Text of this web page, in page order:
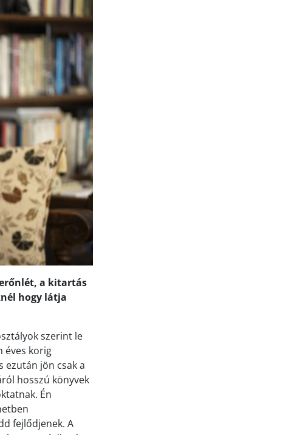
a kitartás
hogy látja
szerint le
éves korig
ezután jön csak a
hosszú könyvek
Én
fejlődjenek. A